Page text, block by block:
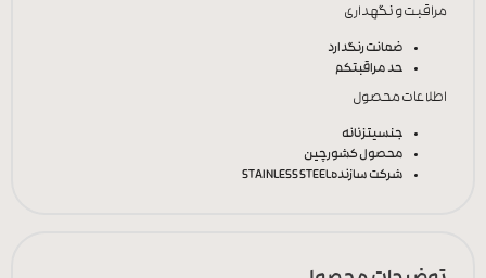
مدل قفلپیچی
مراقبت و نگهداری
ضمانت رنگدارد
حد مراقبت
اطلاعات محصول
جنسیتزنانه
محصول کشورچین